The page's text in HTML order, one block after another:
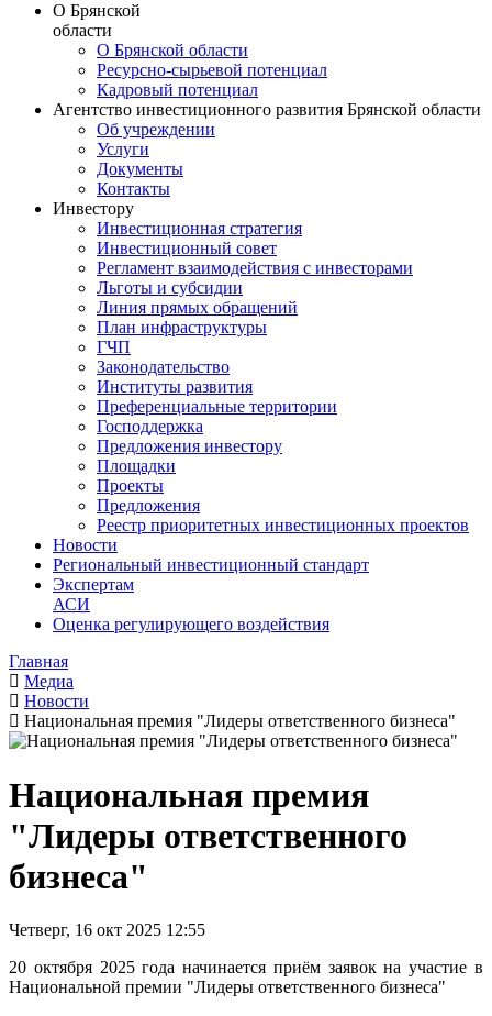
О Брянской
области
О Брянской области
Ресурсно-сырьевой потенциал
Кадровый потенциал
Агентство инвестиционного развития Брянской области
Об учреждении
Услуги
Документы
Контакты
Инвестору
Инвестиционная стратегия
Инвестиционный совет
Регламент взаимодействия с инвесторами
Льготы и субсидии
Линия прямых обращений
План инфраструктуры
ГЧП
Законодательство
Институты развития
Преференциальные территории
Господдержка
Предложения инвестору
Площадки
Проекты
Предложения
Реестр приоритетных инвестиционных проектов
Новости
Региональный инвестиционный стандарт
Экспертам
АСИ
Оценка регулирующего воздействия
Главная
Медиа
Новости
Национальная премия "Лидеры ответственного бизнеса"
Национальная премия
"Лидеры ответственного
бизнеса"
Четверг, 16 окт 2025 12:55
20 октября 2025 года начинается приём заявок на участие в
Национальной премии "Лидеры ответственного бизнеса"